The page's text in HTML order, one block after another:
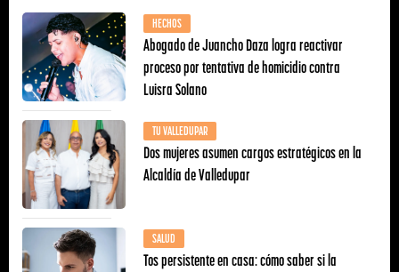
HECHOS
Abogado de Juancho Daza logra reactivar
proceso por tentativa de homicidio contra
Luisra Solano
TU VALLEDUPAR
Dos mujeres asumen cargos estratégicos en la
Alcaldía de Valledupar
SALUD
Tos persistente en casa: cómo saber si la